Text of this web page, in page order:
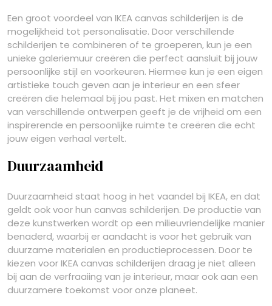
Een groot voordeel van IKEA canvas schilderijen is de
mogelijkheid tot personalisatie. Door verschillende
schilderijen te combineren of te groeperen, kun je een
unieke galeriemuur creëren die perfect aansluit bij jouw
persoonlijke stijl en voorkeuren. Hiermee kun je een eigen
artistieke touch geven aan je interieur en een sfeer
creëren die helemaal bij jou past. Het mixen en matchen
van verschillende ontwerpen geeft je de vrijheid om een
inspirerende en persoonlijke ruimte te creëren die echt
jouw eigen verhaal vertelt.
Duurzaamheid
Duurzaamheid staat hoog in het vaandel bij IKEA, en dat
geldt ook voor hun canvas schilderijen. De productie van
deze kunstwerken wordt op een milieuvriendelijke manier
benaderd, waarbij er aandacht is voor het gebruik van
duurzame materialen en productieprocessen. Door te
kiezen voor IKEA canvas schilderijen draag je niet alleen
bij aan de verfraaiing van je interieur, maar ook aan een
duurzamere toekomst voor onze planeet.